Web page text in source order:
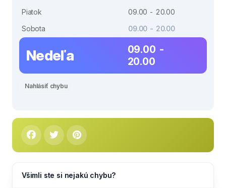
Piatok
09.00 - 20.00
Sobota
09.00 - 20.00
Nedeľa
09.00 -
20.00
Nahlásiť chybu
Všimli ste si nejakú chybu?